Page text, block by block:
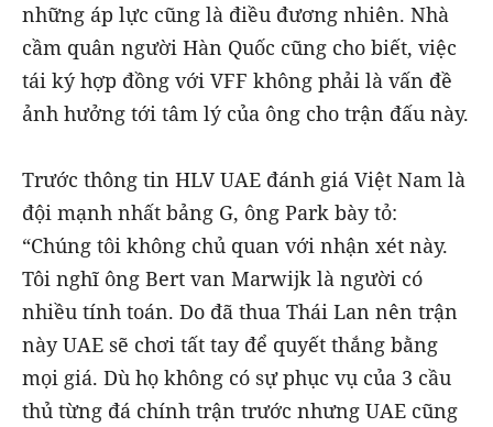
những áp lực cũng là điều đương nhiên. Nhà
cầm quân người Hàn Quốc cũng cho biết, việc
tái ký hợp đồng với VFF không phải là vấn đề
ảnh hưởng tới tâm lý của ông cho trận đấu này.
Trước thông tin HLV UAE đánh giá Việt Nam là
đội mạnh nhất bảng G, ông Park bày tỏ:
“Chúng tôi không chủ quan với nhận xét này.
Tôi nghĩ ông Bert van Marwijk là người có
nhiều tính toán. Do đã thua Thái Lan nên trận
này UAE sẽ chơi tất tay để quyết thắng bằng
mọi giá. Dù họ không có sự phục vụ của 3 cầu
thủ từng đá chính trận trước nhưng UAE cũng